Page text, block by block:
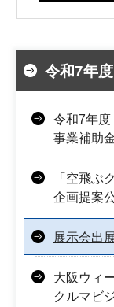
令和7年度
令和7年度
事業補助
「空飛ぶ
企画提案
展示会出
大阪ウィ
クルマビ